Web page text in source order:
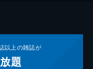
以上の雑誌が
題